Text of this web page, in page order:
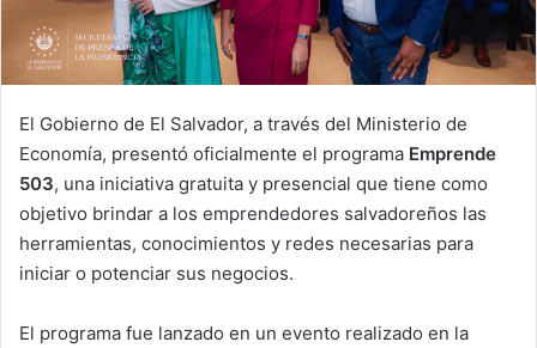
El Gobierno de El Salvador, a través del Ministerio de
Economía, presentó oficialmente el programa Emprende
503, una iniciativa gratuita y presencial que tiene como
objetivo brindar a los emprendedores salvadoreños las
herramientas, conocimientos y redes necesarias para
iniciar o potenciar sus negocios.
El programa fue lanzado en un evento realizado en la